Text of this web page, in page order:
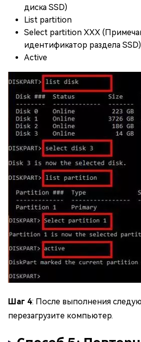
диска SSD)
List partition
Select partition XXX
идентификатор раздела SSD)
Active
Шаг 4: После выполнения
перезагрузите компьютер.